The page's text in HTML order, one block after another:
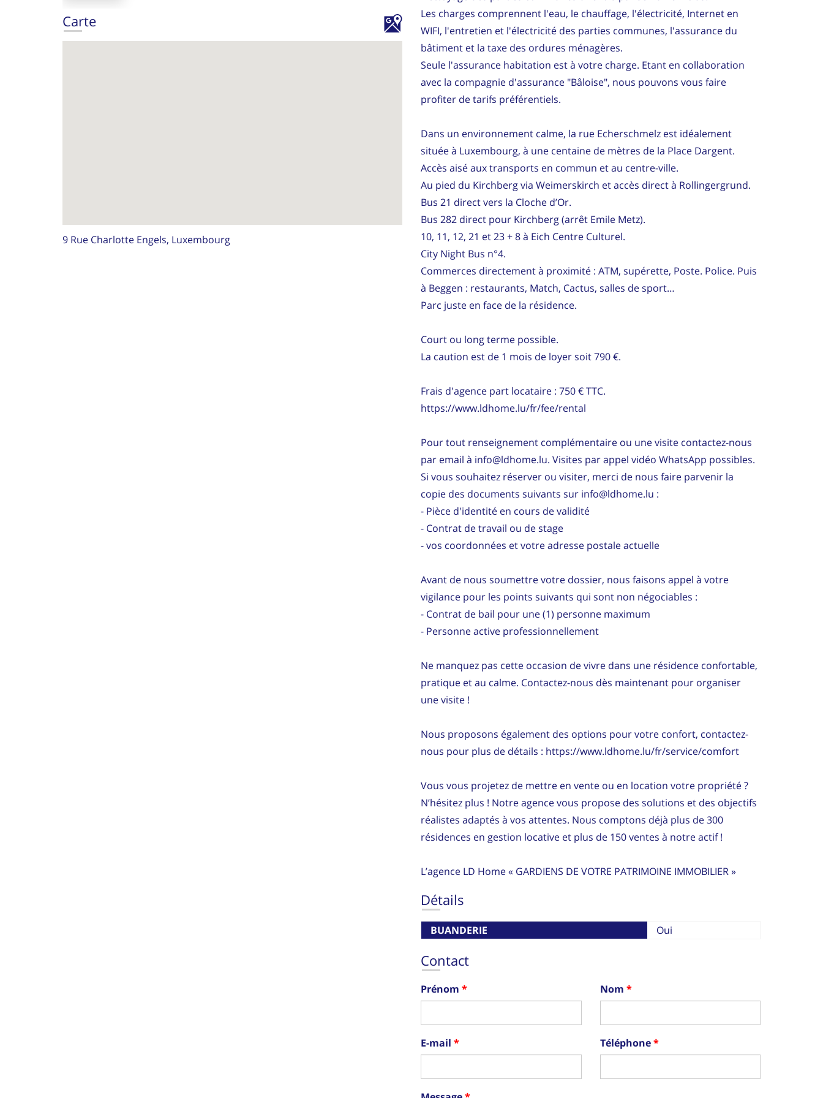
Carte
9 Rue Charlotte Engels, Luxembourg
Les charges comprennent l'eau, le chauffage, l'électricité, Internet en
WIFI, l'entretien et l'électricité des parties communes, l'assurance du
bâtiment et la taxe des ordures ménagères.
Seule l'assurance habitation est à votre charge. Etant en collaboration
avec la compagnie d'assurance "Bâloise", nous pouvons vous faire
profiter de tarifs préférentiels.
Dans un environnement calme, la rue Echerschmelz est idéalement
située à Luxembourg, à une centaine de mètres de la Place Dargent.
Accès aisé aux transports en commun et au centre-ville.
Au pied du Kirchberg via Weimerskirch et accès direct à Rollingergrund.
Bus 21 direct vers la Cloche d’Or.
Bus 282 direct pour Kirchberg (arrêt Emile Metz).
10, 11, 12, 21 et 23 + 8 à Eich Centre Culturel.
City Night Bus n°4.
Commerces directement à proximité : ATM, supérette, Poste. Police. Puis
à Beggen : restaurants, Match, Cactus, salles de sport…
Parc juste en face de la résidence.
Court ou long terme possible.
La caution est de 1 mois de loyer soit 790 €.
Frais d'agence part locataire : 750 € TTC.
https://www.ldhome.lu/fr/fee/rental
Pour tout renseignement complémentaire ou une visite contactez-nous
par email à info@ldhome.lu. Visites par appel vidéo WhatsApp possibles.
Si vous souhaitez réserver ou visiter, merci de nous faire parvenir la
copie des documents suivants sur info@ldhome.lu :
- Pièce d'identité en cours de validité
- Contrat de travail ou de stage
- vos coordonnées et votre adresse postale actuelle
Avant de nous soumettre votre dossier, nous faisons appel à votre
vigilance pour les points suivants qui sont non négociables :
- Contrat de bail pour une (1) personne maximum
- Personne active professionnellement
Ne manquez pas cette occasion de vivre dans une résidence confortable,
pratique et au calme. Contactez-nous dès maintenant pour organiser
une visite !
Nous proposons également des options pour votre confort, contactez-
nous pour plus de détails : https://www.ldhome.lu/fr/service/comfort
Vous vous projetez de mettre en vente ou en location votre propriété ?
N’hésitez plus ! Notre agence vous propose des solutions et des objectifs
réalistes adaptés à vos attentes. Nous comptons déjà plus de 300
résidences en gestion locative et plus de 150 ventes à notre actif !
L’agence LD Home « GARDIENS DE VOTRE PATRIMOINE IMMOBILIER »
Détails
BUANDERIE Oui
Contact
Prénom Nom
E-mail Téléphone